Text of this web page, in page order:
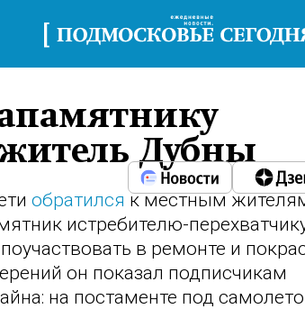
Дубны
обратился к местным
истребителю-
в ремонте и
он показал подписчикам
на постаменте под